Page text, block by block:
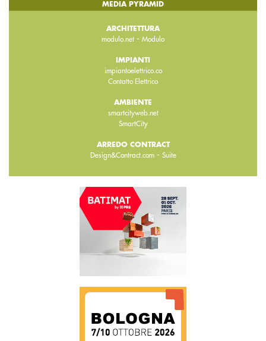
MEDIA PYRAMID
ARCHITETTURA
modulo.net - Modulo
IMPIANTI
impiantoelettrico.co
Contatto Elettrico
AMBIENTE
smartcityweb.net
SmartCity
ARREDO CONTRACT
Design&Contract.com- Suite